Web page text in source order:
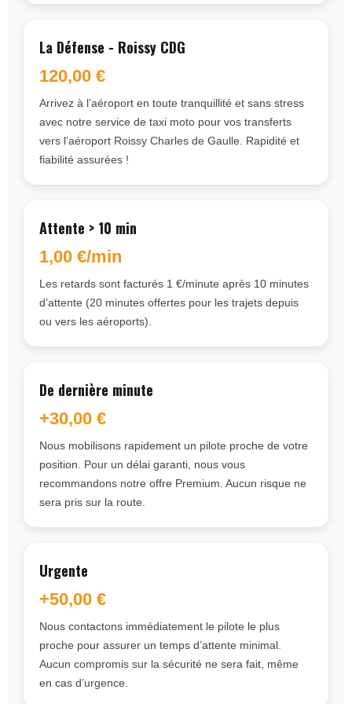
La Défense - Roissy CDG
120,00 €
Arrivez à l’aéroport en toute tranquillité et sans stress
avec notre service de taxi moto pour vos transferts
vers l’aéroport Roissy Charles de Gaulle. Rapidité et
fiabilité assurées !
Attente > 10 min
1,00 €/min
Les retards sont facturés 1 €/minute après 10 minutes
d’attente (20 minutes offertes pour les trajets depuis
ou vers les aéroports).
De dernière minute
+30,00 €
Nous mobilisons rapidement un pilote proche de votre
position. Pour un délai garanti, nous vous
recommandons notre offre Premium. Aucun risque ne
sera pris sur la route.
Urgente
+50,00 €
Nous contactons immédiatement le pilote le plus
proche pour assurer un temps d’attente minimal.
Aucun compromis sur la sécurité ne sera fait, même
en cas d’urgence.